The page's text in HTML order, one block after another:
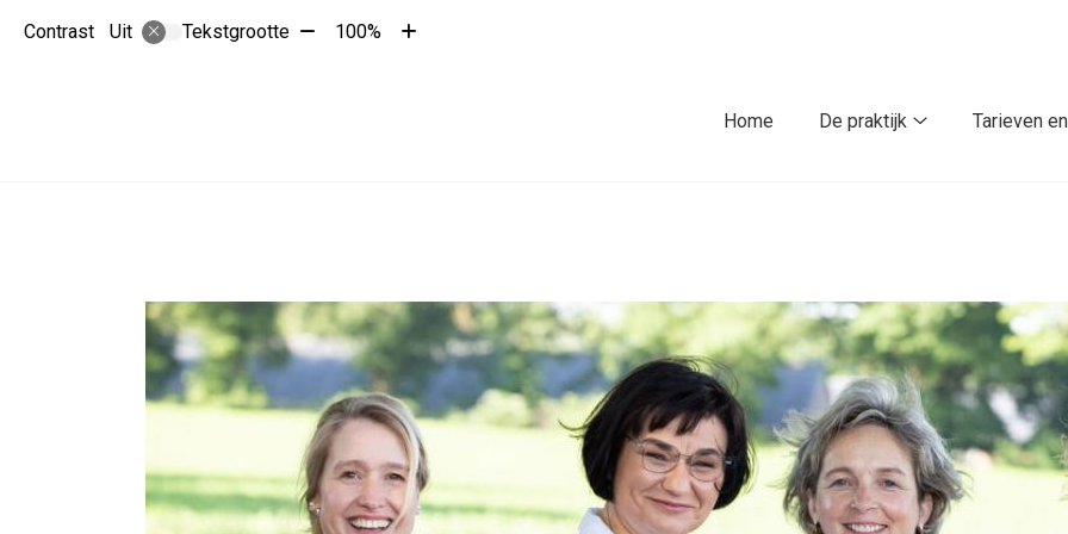
Contrast Uit Tekstgrootte Tekst100%
Tekst
Home
De praktijk
Tarieven